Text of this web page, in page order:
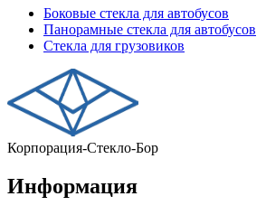
Боковые стекла для автобусов
Панорамные стекла для автобусов
Стекла для грузовиков
Корпорация-Стекло-Бор
Информация